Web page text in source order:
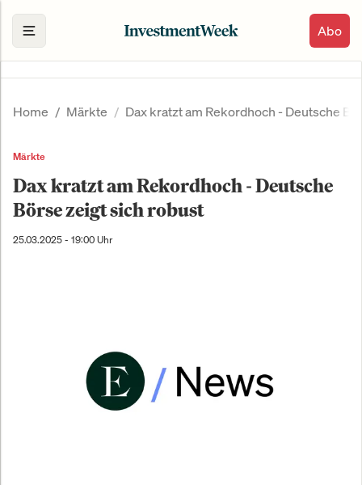
Abo
Home Märkte Dax kratzt am Rekordhoch - Deutsche
Märkte
Dax kratzt am Rekordhoch - Deutsche
Börse zeigt sich robust
25.03.2025 - 19:00 Uhr